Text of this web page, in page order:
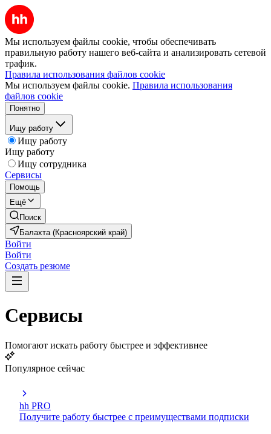
Мы используем файлы cookie, чтобы обеспечивать
правильную работу нашего веб-сайта и анализировать сетевой
трафик.
Правила использования файлов cookie
Мы используем файлы cookie. Правила использования
файлов cookie
Понятно
Ищу работу
Ищу работу
Ищу работу
Ищу сотрудника
Сервисы
Помощь
Ещё
Поиск
Балахта (Красноярский край)
Войти
Войти
Создать резюме
Сервисы
Помогают искать работу быстрее и эффективнее
Популярное сейчас
hh PRO
Получите работу быстрее с преимуществами подписки